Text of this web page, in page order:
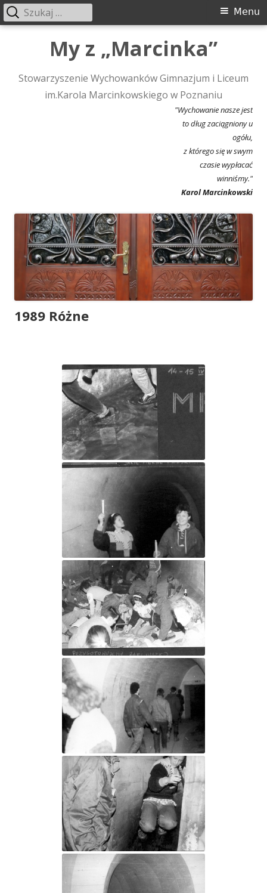
My z „Marcinka”
Stowarzyszenie Wychowanków Gimnazjum i Liceum
im.Karola Marcinkowskiego w Poznaniu
"Wychowanie nasze jest
to dług zaciągniony u
ogółu,
z którego się w swym
czasie wypłacać
winniśmy."
Karol Marcinkowski
Menu
główne
Menu
Szukaj:
1989 Różne